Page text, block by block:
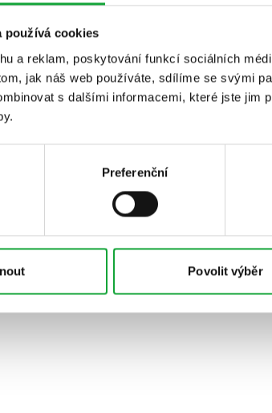
používá cookies
a reklam, poskytování funkcí sociálních
jak náš web používáte, sdílíme se svými
s dalšími informacemi, které jste jim
Preferenční
Povolit výběr